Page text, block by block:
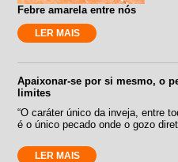
Febre amarela entre nós
LER MAIS
Apaixonar-se por si mesmo, o
limites
“O caráter único da inveja, entre
é o único pecado onde o gozo
LER MAIS